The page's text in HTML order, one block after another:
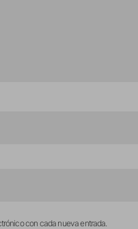
con cada nueva entrada.